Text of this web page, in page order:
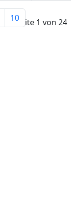
Seite 1 von 24
10